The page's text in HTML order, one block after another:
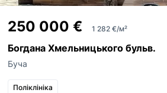
250 000 € 1 282 €/м²
Богдана Хмельницького бульв.
Буча
Поліклініка